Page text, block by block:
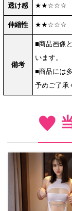
透け感 ★★☆☆☆
伸縮性 ★★☆☆☆
備考
■商品画像
います。
■商品には
予めご了承